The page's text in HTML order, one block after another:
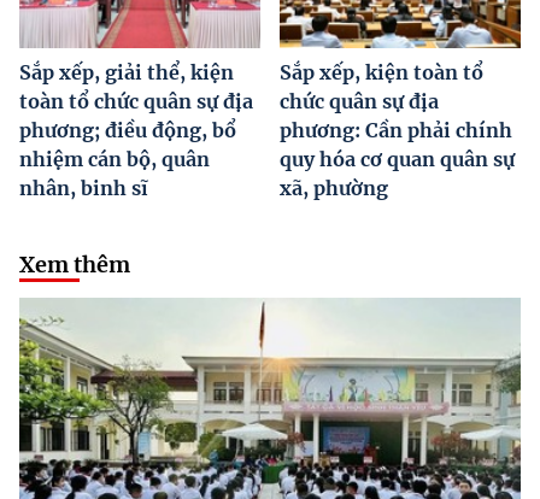
Sắp xếp, giải thể, kiện
toàn tổ chức quân sự địa
phương; điều động, bổ
nhiệm cán bộ, quân
nhân, binh sĩ
Sắp xếp, kiện toàn tổ
chức quân sự địa
phương: Cần phải chính
quy hóa cơ quan quân sự
xã, phường
Xem thêm